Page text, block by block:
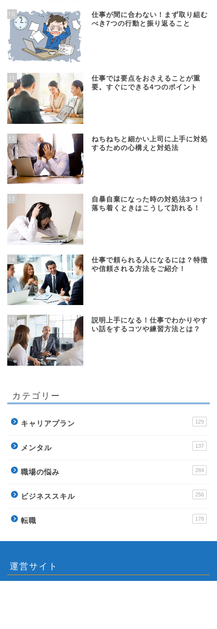
10
仕事が間に合わない！まず取り組む
べき7つの行動と振り返ること
11
仕事では要点をおさえることが重
要。すぐにできる4つのポイント
12
ねちねちと細かい上司に上手に対処
するための心構えと対処法
13
自暴自棄になった時の対処法3つ！
落ち着くときはこうして訪れる！
14
仕事で頼られる人になるには？特徴
や信頼される方法をご紹介！
15
説明上手になる！仕事でわかりやす
い話をするコツや練習方法とは？
カテゴリー
キャリアプラン 129
メンタル 137
職場の悩み 284
ビジネススキル 256
転職 178
運営サイト